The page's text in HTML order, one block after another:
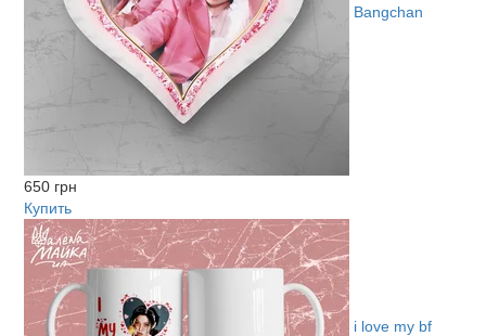
Bangchan
650 грн
Купить
i love my bf